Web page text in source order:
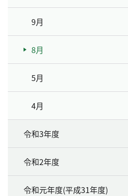
9月
8月
5月
4月
令和3年度
令和2年度
令和元年度(平成31年度)